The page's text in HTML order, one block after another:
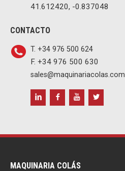
41.612420, -0.837048
CONTACTO
T. +34 976 500 624
F. +34 976 500 630
sales@maquinariacolas.com
MAQUINARIA COLÁS